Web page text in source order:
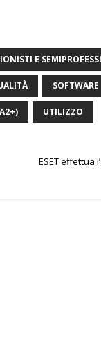
E
SOFTWARE
UTILIZZO
ESET effettua